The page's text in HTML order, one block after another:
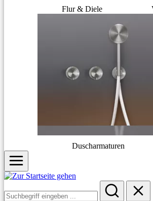
Flur & Diele
Duscharmaturen